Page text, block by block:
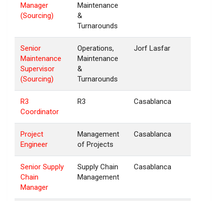
Manager
(Sourcing)
Maintenance
&
Turnarounds
Senior
Maintenance
Supervisor
(Sourcing)
Operations,
Maintenance
&
Turnarounds
Jorf Lasfar
R3
Coordinator
R3 Casablanca
Project
Engineer
Management
of Projects
Casablanca
Senior Supply
Chain
Manager
Supply Chain
Management
Casablanca